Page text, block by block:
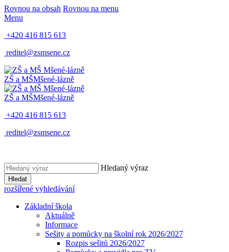
Rovnou na obsah Rovnou na menu
Menu
+420 416 815 613
reditel@zsmsene.cz
ZŠ a MŠMšené-lázně
ZŠ a MŠMšené-lázně
+420 416 815 613
reditel@zsmsene.cz
Hledaný výraz
Hledat
rozšířené vyhledávání
Základní škola
Aktuálně
Informace
Sešity a pomůcky na školní rok 2026/2027
Rozpis sešitů 2026/2027